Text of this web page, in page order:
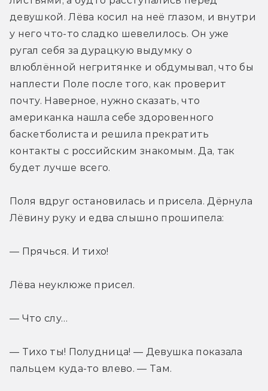
девушкой. Лёва косил на неё глазом, и внутри
у него что-то сладко шевелилось. Он уже
ругал себя за дурацкую выдумку о
влюблённой негритянке и обдумывал, что бы
наплести Поле после того, как проверит
почту. Наверное, нужно сказать, что
американка нашла себе здоровенного
баскетболиста и решила прекратить
контакты с российским знакомым. Да, так
будет лучше всего.
Поля вдруг остановилась и присела. Дёрнула
Лёвину руку и едва слышно прошипела:
— Прячься. И тихо!
Лёва неуклюже присел.
— Что слу…
— Тихо ты! Полудница! — Девушка показала
пальцем куда-то влево. — Там.